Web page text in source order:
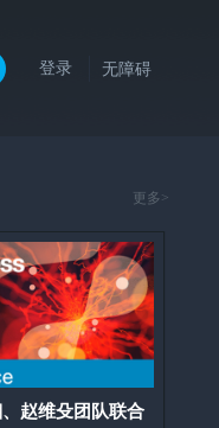
登录 无障碍
更多>
、赵维殳团队联合